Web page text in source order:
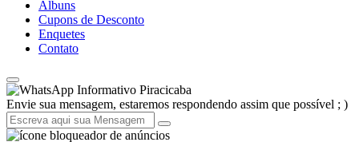
Álbuns
Cupons de Desconto
Enquetes
Contato
Informativo Piracicaba
Envie sua mensagem, estaremos respondendo assim que possível ; )